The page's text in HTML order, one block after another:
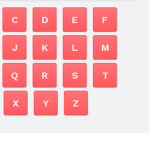
C D E F
J K L M
Q R S T
X Y Z